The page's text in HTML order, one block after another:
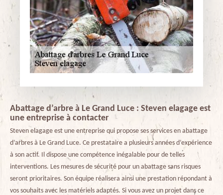
Abattage d’arbre à Le Grand Luce : Steven elagage est
une entreprise à contacter
Steven elagage est une entreprise qui propose ses services en abattage
d’arbres à Le Grand Luce. Ce prestataire a plusieurs années d’expérience
à son actif. Il dispose une compétence inégalable pour de telles
interventions. Les mesures de sécurité pour un abattage sans risques
seront prioritaires. Son équipe réalisera ainsi une prestation répondant à
vos souhaits avec les matériels adaptés. Si vous avez un projet dans ce